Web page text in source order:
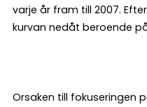
varje år fram till 2007.
kurvan nedåt beroende
Orsaken till fokuseringen